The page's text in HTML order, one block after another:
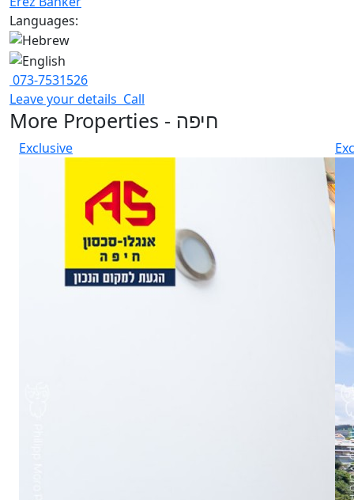
Languages:
073-7531526
Leave your details Call
More Properties - חיפה
Exclusive